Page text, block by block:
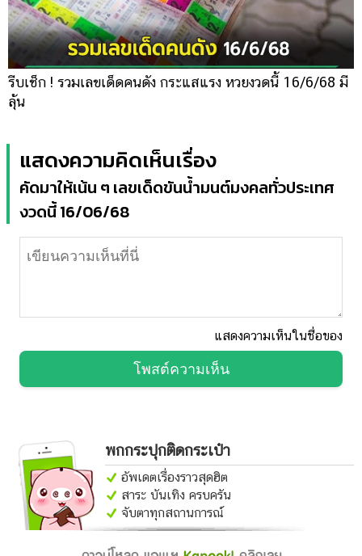
รีบเช็ก ! รวมเลขเด็ดคนดัง กระแสแรง หวยงวดนี้ 16/6/68 มี
ลุ้น
แสดงความคิดเห็นเรื่อง
คัดมาให้เน้น ๆ เลขเด็ดขันน้ำมนต์มงคลทั่วประเทศ
งวดนี้ 16/06/68
แสดงความเห็นในชื่อของ
โพสต์ความเห็น
พกกระปุกติดกระเป๋า
อัพเดตเรื่องราวสุดฮิต
สาระ บันเทิง ครบครัน
จับตาทุกสถานการณ์